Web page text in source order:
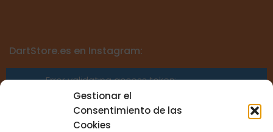
Gestionar el
Consentimiento de las
Cookies
DartStore.es en Instagram:
Error validating access token:
Sessions for the user are not allowed
because the user is not a confirmed